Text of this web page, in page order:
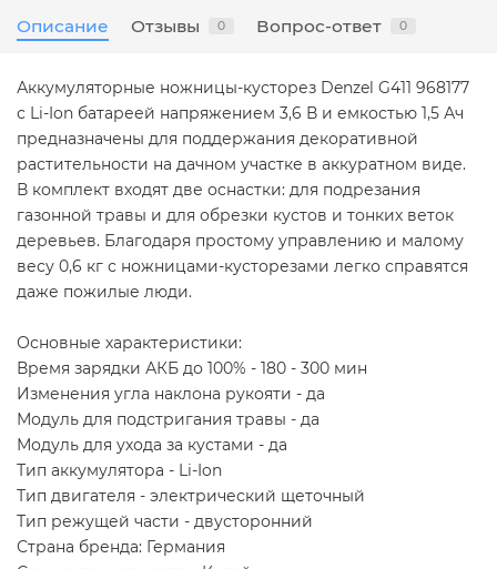
Описание Отзывы 0 Вопрос-ответ 0
Аккумуляторные ножницы-кусторез Denzel G411 968177
с Li-Ion батареей напряжением 3,6 В и емкостью 1,5 Ач
предназначены для поддержания декоративной
растительности на дачном участке в аккуратном виде.
В комплект входят две оснастки: для подрезания
газонной травы и для обрезки кустов и тонких веток
деревьев. Благодаря простому управлению и малому
весу 0,6 кг с ножницами-кусторезами легко справятся
даже пожилые люди.
Основные характеристики:
Время зарядки АКБ до 100% - 180 - 300 мин
Изменения угла наклона рукояти - да
Модуль для подстригания травы - да
Модуль для ухода за кустами - да
Тип аккумулятора - Li-Ion
Тип двигателя - электрический щеточный
Тип режущей части - двусторонний
Страна бренда: Германия